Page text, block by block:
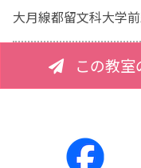
大月線都留文科大学
この教